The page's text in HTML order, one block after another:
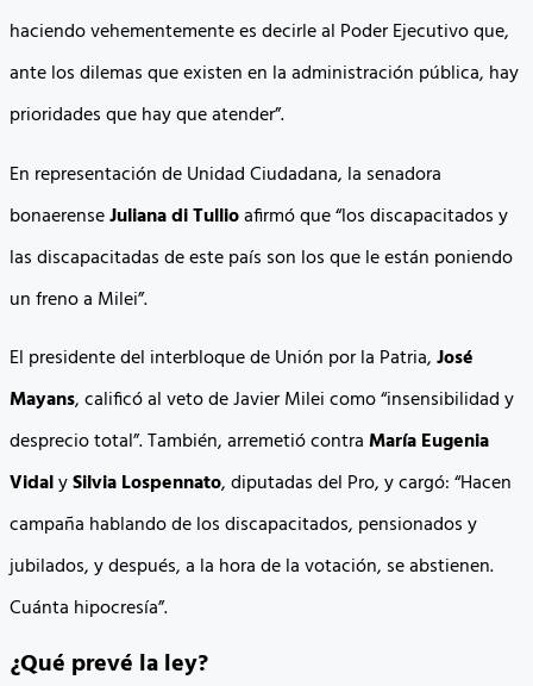
haciendo vehementemente es decirle al Poder Ejecutivo que,
ante los dilemas que existen en la administración pública, hay
prioridades que hay que atender”.
En representación de Unidad Ciudadana, la senadora
bonaerenseJuliana di Tullioafirmó que “los discapacitados y
las discapacitadas de este país son los que le están poniendo
un freno a Milei”.
El presidente del interbloque de Unión por la Patria,José
Mayans, calificó al veto de Javier Milei como “insensibilidad y
desprecio total”. También, arremetió contraMaría Eugenia
VidalySilvia Lospennato, diputadas del Pro, y cargó: “Hacen
campaña hablando de los discapacitados, pensionados y
jubilados, y después, a la hora de la votación, se abstienen.
Cuánta hipocresía”.
¿Qué prevé la ley?